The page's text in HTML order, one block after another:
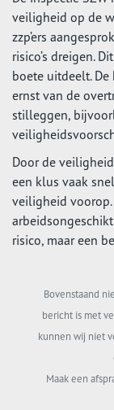
veiligheid op de
zzp’ers
risico’s dreigen.
boete uitdeelt.
ernst van de
stilleggen,
Door de
een klus vaak
veiligheid
risico, maar een
Bovenstaand
bericht is met
kunnen wij niet
Maak een